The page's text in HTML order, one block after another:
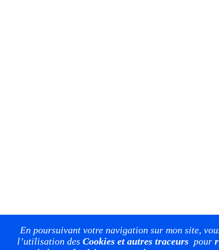
En poursuivant votre navigation sur mon site,
l’utilisation desCookies et autres traceurs pour